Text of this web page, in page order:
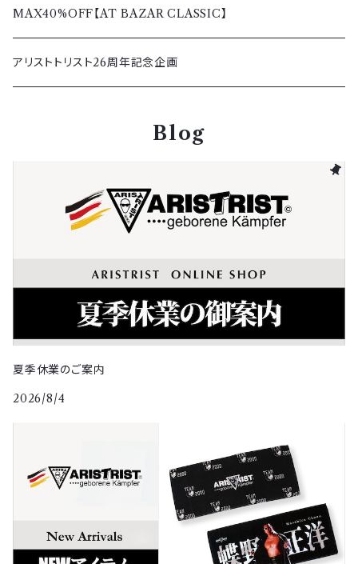
秋冬
春夏
秋冬
レディース
バッグ＆ウォレット
その他アクセサリー
パーカー＆トレーナー
アウター＆ボトムス
その他グッズ
MAX40%OFF【AT BAZAR CLASSIC】
アリストトリスト26周年記念企画
Blog
夏季休業のご案内
2026/8/4